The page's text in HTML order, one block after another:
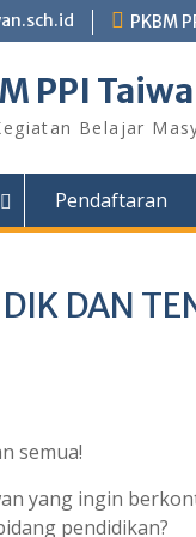
PKBM
PPI
Belajar
Pendaftaran
DAN
semua!
yang ingin
pendidikan?